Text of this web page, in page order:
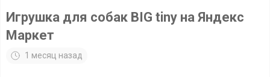
Игрушка для собак BIG tiny на Яндекс
Маркет
1 месяц назад